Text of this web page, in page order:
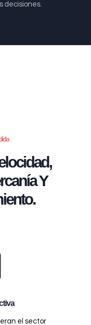
decisiones.
Y
el sector